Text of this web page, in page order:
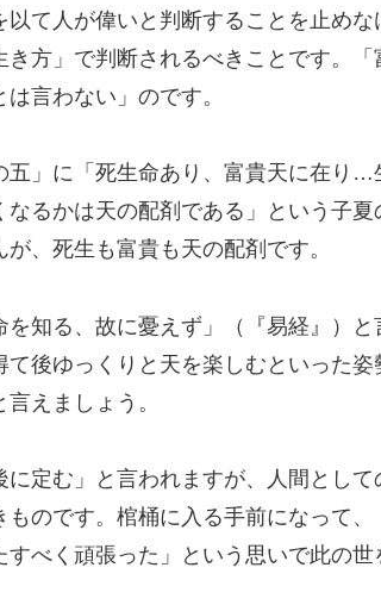
て人が偉いと判断することを止めな
き方」で判断されるべきことです。
言わない」のです。
五」に「死生命あり、富貴天に在り
なるかは天の配剤である」という子夏
、死生も富貴も天の配剤です。
を知る、故に憂えず」（『易経』）
て後ゆっくりと天を楽しむといった
えましょう。
に定む」と言われますが、人間とし
ものです。棺桶に入る手前になって
すべく頑張った」という思いで此の